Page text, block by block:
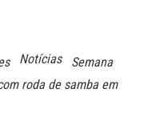
Notícias
Semana
roda de samba em